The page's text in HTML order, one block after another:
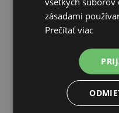
Generátor
CENTRÁLNY
zásadami
Prečítať viac